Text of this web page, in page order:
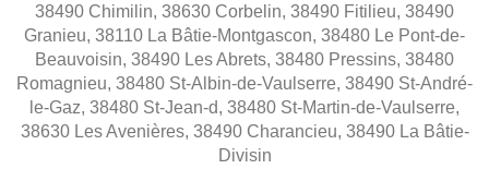
38490 Chimilin, 38630 Corbelin, 38490 Fitilieu, 38490
Granieu, 38110 La Bâtie-Montgascon, 38480 Le Pont-de-
Beauvoisin, 38490 Les Abrets, 38480 Pressins, 38480
Romagnieu, 38480 St-Albin-de-Vaulserre, 38490 St-André-
le-Gaz, 38480 St-Jean-d, 38480 St-Martin-de-Vaulserre,
38630 Les Avenières, 38490 Charancieu, 38490 La Bâtie-
Divisin